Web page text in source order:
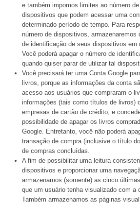
e também impomos limites ao número
dispositivos que podem acessar uma
determinado período de tempo. Para
número de dispositivos, armazenaremos
de identificação de seus dispositivos em
Você poderá apagar o número de
quando quiser parar de utilizar tal
Você precisará ter uma Conta Google
livros, porque as informações da conta
acesso aos usuários que compraram o
informações (tais como títulos de livros)
empresas de cartão de crédito, e
possibilidade de apagar os livros
Google. Entretanto, você não poderá
transação de compra (inclusive o título
de compras concluídas.
A fim de possibilitar uma leitura
dispositivos e proporcionar uma
armazenamos (somente) as cinco
que um usuário tenha visualizado com a
Também armazenamos as páginas